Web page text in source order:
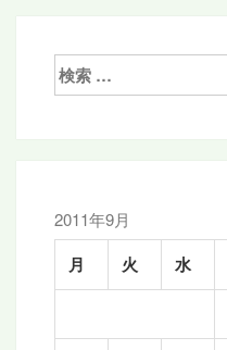
検
索:
2011年9月
月 火 水